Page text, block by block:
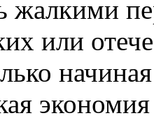
жалкими
или